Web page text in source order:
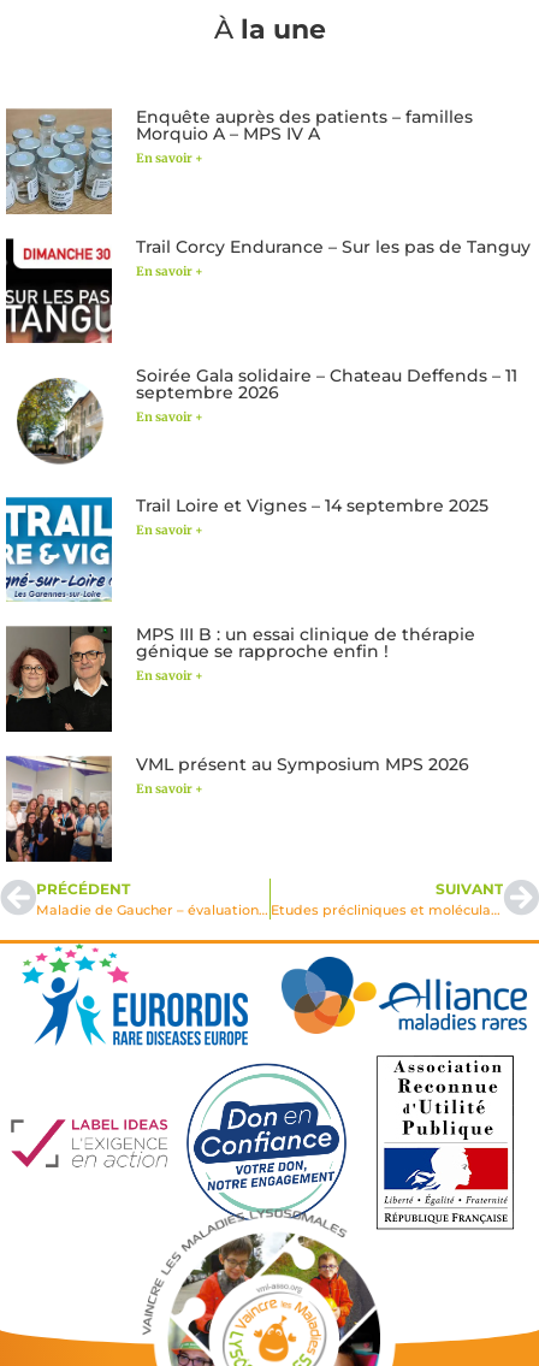
À la une
Enquête auprès des patients – familles
Morquio A – MPS IV A
En savoir +
Trail Corcy Endurance – Sur les pas de Tanguy
En savoir +
Soirée Gala solidaire – Chateau Deffends – 11
septembre 2026
En savoir +
Trail Loire et Vignes – 14 septembre 2025
En savoir +
MPS III B : un essai clinique de thérapie
génique se rapproche enfin !
En savoir +
VML présent au Symposium MPS 2026
En savoir +
PRÉCÉDENT
Maladie de Gaucher – évaluation suivi programme d’Education Thérapeutique
SUIVANT
Etudes précliniques et moléculaires de la Cystinose